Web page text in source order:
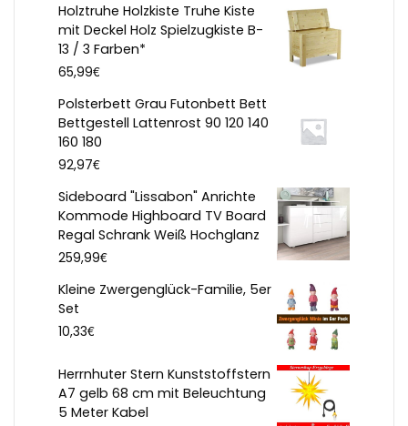
Holztruhe Holzkiste Truhe Kiste
mit Deckel Holz Spielzugkiste B-
13 / 3 Farben*
65,99€
Polsterbett Grau Futonbett Bett
Bettgestell Lattenrost 90 120 140
160 180
92,97€
Sideboard "Lissabon" Anrichte
Kommode Highboard TV Board
Regal Schrank Weiß Hochglanz
259,99€
Kleine Zwergenglück-Familie, 5er
Set
10,33€
Herrnhuter Stern Kunststoffstern
A7 gelb 68 cm mit Beleuchtung
5 Meter Kabel